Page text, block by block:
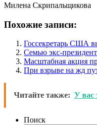
Милена Скрипальщикова
Похожие записи:
Госсекретарь США
Семью экс-
Масштабная акция
При взрыве на жд
Читайте также: У вас
Поиск